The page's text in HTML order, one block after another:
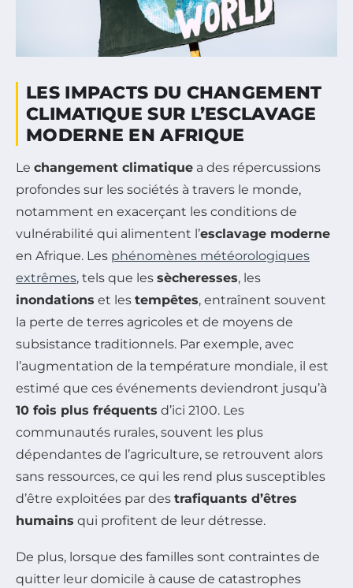
LES IMPACTS DU CHANGEMENT
CLIMATIQUE SUR L’ESCLAVAGE
MODERNE EN AFRIQUE
Le changement climatique a des répercussions
profondes sur les sociétés à travers le monde,
notamment en exacerçant les conditions de
vulnérabilité qui alimentent l’esclavage moderne
en Afrique. Les phénomènes météorologiques
extrêmes, tels que les sècheresses, les
inondations et les tempêtes, entraînent souvent
la perte de terres agricoles et de moyens de
subsistance traditionnels. Par exemple, avec
l’augmentation de la température mondiale, il est
estimé que ces événements deviendront jusqu’à
10 fois plus fréquents d’ici 2100. Les
communautés rurales, souvent les plus
dépendantes de l’agriculture, se retrouvent alors
sans ressources, ce qui les rend plus susceptibles
d’être exploitées par des trafiquants d’êtres
humains qui profitent de leur détresse.
De plus, lorsque des familles sont contraintes de
quitter leur domicile à cause de catastrophes